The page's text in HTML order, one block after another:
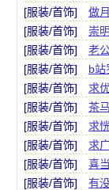
[服装/首饰]
做
[服装/首饰]
崇
[服装/首饰]
老
[服装/首饰]
b站
[服装/首饰]
求
[服装/首饰]
茶
[服装/首饰]
求
[服装/首饰]
求
[服装/首饰]
喜
[服装/首饰]
有